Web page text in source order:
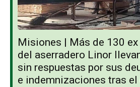
Misiones | Más de 130
del aserradero Linor
sin respuestas por sus
e indemnizaciones tras el